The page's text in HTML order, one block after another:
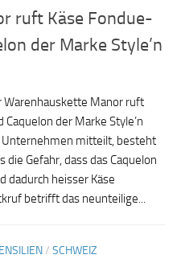
ruft Käse Fondue-
der Marke Style’n
Warenhauskette Manor ruft
der Marke Style’n
Unternehmen mitteilt, besteht
die Gefahr, dass das Caquelon
dadurch heisser Käse
betrifft das neunteilige...
/ SCHWEIZ